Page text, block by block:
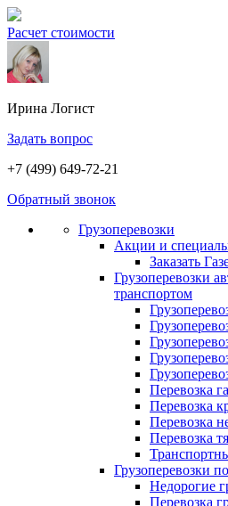
Расчет стоимости
Ирина Логист
Задать вопрос
+7 (499) 649-72-21
Обратный звонок
Грузоперевозки
Акции и
Заказать
Грузоперевозки
транспортом
Перевозка
Перевозка
Перевозка
Перевозка
Грузоперевозки
Недорогие
Перевозка